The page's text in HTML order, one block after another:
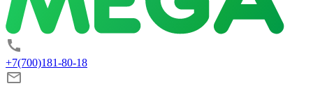
+7(700)181-80-18